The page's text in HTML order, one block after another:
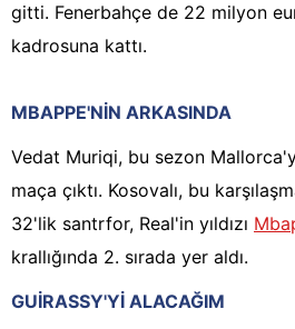
gitti. Fenerbahçe de 22 milyon
kadrosuna kattı.
MBAPPE'NİN ARKASINDA
Vedat Muriqi, bu sezon
maça çıktı. Kosovalı, bu
32'lik santrfor, Real'in yıldızı
krallığında 2. sırada yer aldı.
GUİRASSY'Yİ ALACAĞIM